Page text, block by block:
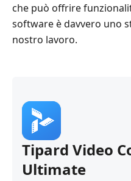
che può offrire
software è davvero uno
nostro lavoro.
Tipard Video
Ultimate